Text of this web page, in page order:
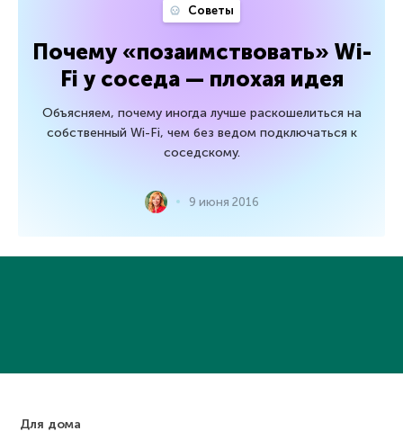
Советы
Почему «позаимствовать» Wi-
Fi у соседа — плохая идея
Объясняем, почему иногда лучше раскошелиться на
собственный Wi-Fi, чем без ведом подключаться к
соседскому.
9 июня 2016
Для дома